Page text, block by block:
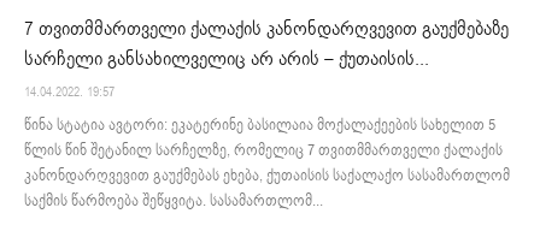
7 თვითმმართველი ქალაქის კანონდარღვევით გაუქმებაზე
სარჩელი განსახილველიც არ არის – ქუთაისის...
14.04.2022. 19:57
წინა სტატია ავტორი: ეკატერინე ბასილაია მოქალაქეების სახელით 5
წლის წინ შეტანილ სარჩელზე, რომელიც 7 თვითმმართველი ქალაქის
კანონდარღვევით გაუქმებას ეხება, ქუთაისის საქალაქო სასამართლომ
საქმის წარმოება შეწყვიტა. სასამართლომ...